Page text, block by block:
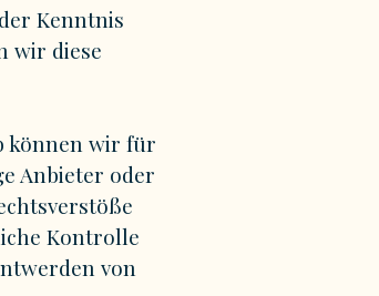
Kenntnis
wir diese
können wir für
Anbieter oder
Kontrolle
von